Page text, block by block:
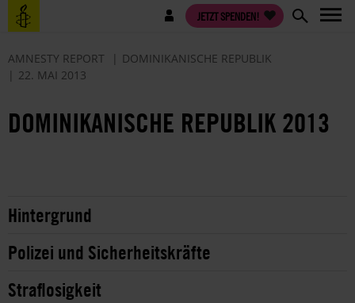
Direkt
zum
Benutzermenü JETZT SPENDEN!
AMNESTY REPORT
DOMINIKANISCHE REPUBLIK
22. MAI 2013
DOMINIKANISCHE REPUBLIK 2013
Hintergrund
Polizei und Sicherheitskräfte
Straflosigkeit